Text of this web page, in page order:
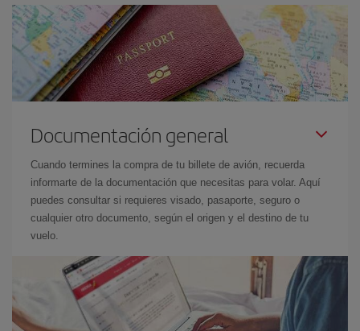
Documentación general
Cuando termines la compra de tu billete de avión, recuerda
informarte de la documentación que necesitas para volar. Aquí
puedes consultar si requieres visado, pasaporte, seguro o
cualquier otro documento, según el origen y el destino de tu
vuelo.